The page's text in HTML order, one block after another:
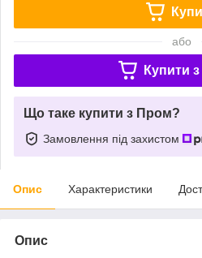
або
Купити з
Що таке купити з Пром?
Замовлення під захистом
Опис Характеристики
Опис